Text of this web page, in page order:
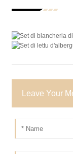
Leave Your